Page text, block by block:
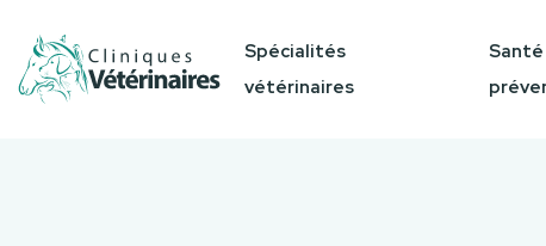
Spécialités
vétérinaires
Santé